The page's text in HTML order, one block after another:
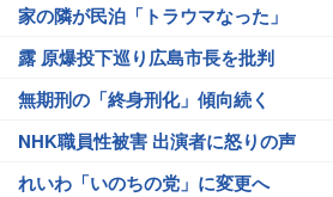
家の隣が民泊「トラウマなった」
露 原爆投下巡り広島市長を批判
無期刑の「終身刑化」傾向続く
NHK職員性被害 出演者に怒りの声
れいわ「いのちの党」に変更へ